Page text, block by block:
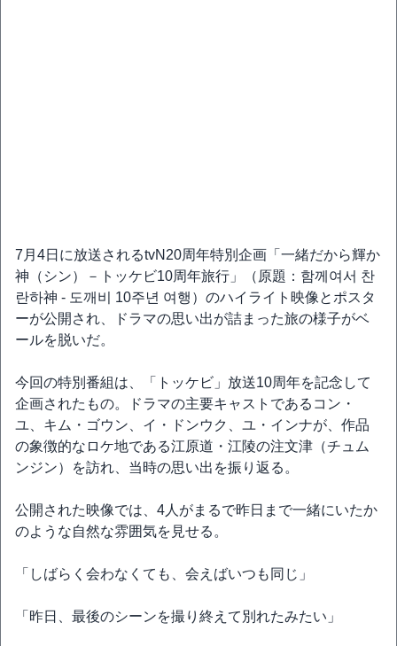
7月4日に放送されるtvN20周年特別企画「一緒だから輝か
神（シン）－トッケビ10周年旅行」（原題：함께여서 찬
란하神 - 도깨비 10주년 여행）のハイライト映像とポスタ
ーが公開され、ドラマの思い出が詰まった旅の様子がベ
ールを脱いだ。
今回の特別番組は、「トッケビ」放送10周年を記念して
企画されたもの。ドラマの主要キャストであるコン・
ユ、キム・ゴウン、イ・ドンウク、ユ・インナが、作品
の象徴的なロケ地である江原道・江陵の注文津（チュム
ンジン）を訪れ、当時の思い出を振り返る。
公開された映像では、4人がまるで昨日まで一緒にいたか
のような自然な雰囲気を見せる。
「しばらく会わなくても、会えばいつも同じ」
「昨日、最後のシーンを撮り終えて別れたみたい」